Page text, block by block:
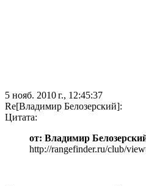
5 нояб. 2010 г., 12:45:37
Re[Владимир Белозерский]:
Цитата:
от: Владимир
http://rangefinder.ru/club/